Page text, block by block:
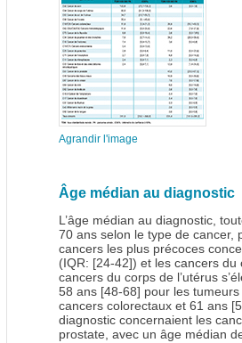
Agrandir l'image
Âge médian au diagnostic
L’âge médian au diagnostic,
70 ans selon le type de cancer,
cancers les plus précoces
(IQR: [24-42]) et les cancers du
cancers du corps de l’utérus
58 ans [48-68] pour les
cancers colorectaux et 61 ans
diagnostic concernaient les
prostate, avec un âge médian